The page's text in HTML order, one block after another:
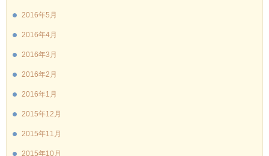
2016年5月
2016年4月
2016年3月
2016年2月
2016年1月
2015年12月
2015年11月
2015年10月